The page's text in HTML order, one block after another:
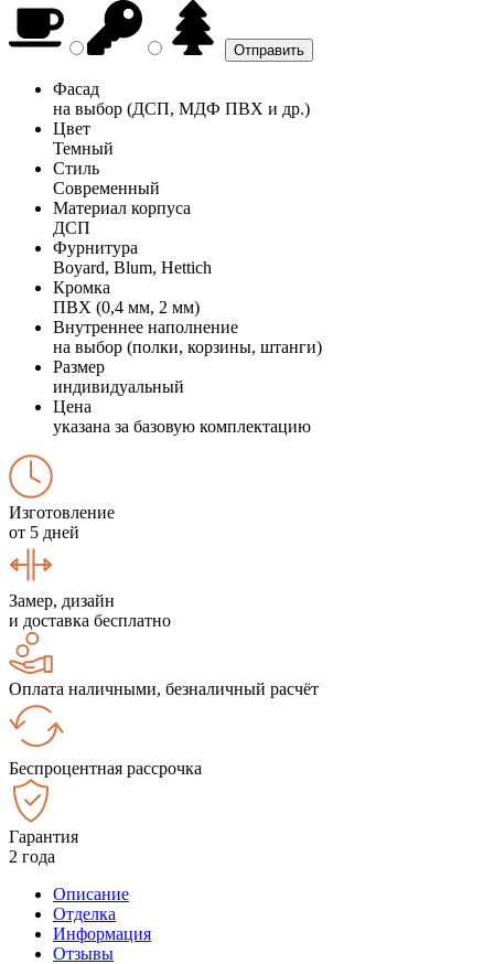
Фасад
на выбор (ДСП, МДФ ПВХ и др.)
Цвет
Темный
Стиль
Современный
Материал корпуса
ДСП
Фурнитура
Boyard, Blum, Hettich
Кромка
ПВХ (0,4 мм, 2 мм)
Внутреннее наполнение
на выбор (полки, корзины, штанги)
Размер
индивидуальный
Цена
указана за базовую комплектацию
Изготовление
от 5 дней
Замер, дизайн
и доставка бесплатно
Оплата наличными, безналичный расчёт
Беспроцентная рассрочка
Гарантия
2 года
Описание
Отделка
Информация
Отзывы